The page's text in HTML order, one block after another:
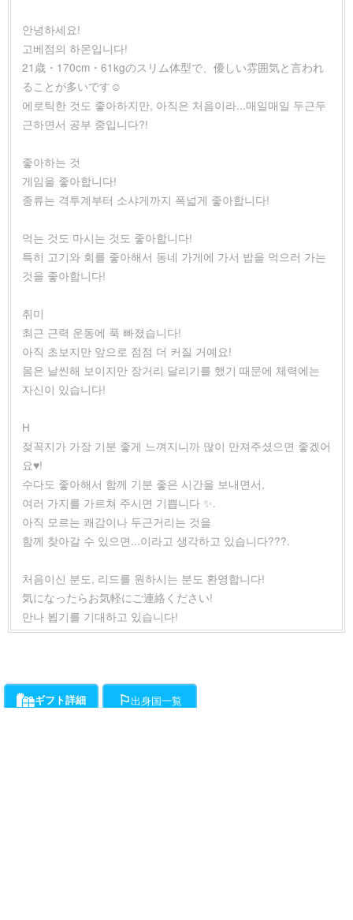
안녕하세요!
고베점의 하몬입니다!
21歳・170cm・61kgのスリム体型で、優しい雰囲気と言われ
ることが多いです☺️
에로틱한 것도 좋아하지만, 아직은 처음이라...매일매일 두근두
근하면서 공부 중입니다?!
좋아하는 것
게임을 좋아합니다!
종류는 격투계부터 소샤게까지 폭넓게 좋아합니다!
먹는 것도 마시는 것도 좋아합니다!
특히 고기와 회를 좋아해서 동네 가게에 가서 밥을 먹으러 가는
것을 좋아합니다!
취미
최근 근력 운동에 푹 빠졌습니다!
아직 초보지만 앞으로 점점 더 커질 거예요!
몸은 날씬해 보이지만 장거리 달리기를 했기 때문에 체력에는
자신이 있습니다!
H
젖꼭지가 가장 기분 좋게 느껴지니까 많이 만져주셨으면 좋겠어
요♥!
수다도 좋아해서 함께 기분 좋은 시간을 보내면서,
여러 가지를 가르쳐 주시면 기쁩니다 ✨.
아직 모르는 쾌감이나 두근거리는 것을
함께 찾아갈 수 있으면...이라고 생각하고 있습니다???.
처음이신 분도, 리드를 원하시는 분도 환영합니다!
気になったらお気軽にご連絡ください!
만나 뵙기를 기대하고 있습니다!
ギフト詳細 出身国一覧